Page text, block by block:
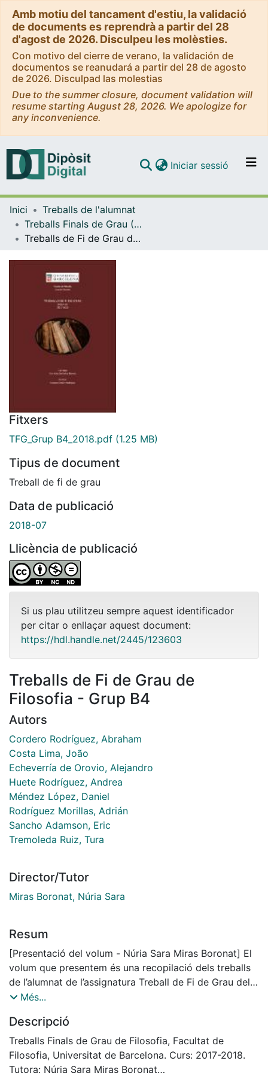
Amb motiu del tancament d'estiu, la validació
de documents es reprendrà a partir del 28
d'agost de 2026. Disculpeu les molèsties.
Con motivo del cierre de verano, la validación de
documentos se reanudará a partir del 28 de agosto
de 2026. Disculpad las molestias
Due to the summer closure, document validation will
resume starting August 28, 2026. We apologize for
any inconvenience.
Navega per tot el DD
Com publicar
Iniciar sessió (current)
Inici
Treballs de l'alumnat
Treballs Finals de Grau (TFG) - Filosofia
Treballs de Fi de Grau de Filosofia - Grup B4
Fitxers
TFG_Grup B4_2018.pdf (1.25 MB)
Tipus de document
Treball de fi de grau
Data de publicació
2018-07
Llicència de publicació
Si us plau utilitzeu sempre aquest identificador
per citar o enllaçar aquest document:
https://hdl.handle.net/2445/123603
Treballs de Fi de Grau de
Filosofia - Grup B4
Autors
Cordero Rodríguez, Abraham
Costa Lima, João
Echeverría de Orovio, Alejandro
Huete Rodríguez, Andrea
Méndez López, Daniel
Rodríguez Morillas, Adrián
Sancho Adamson, Eric
Tremoleda Ruiz, Tura
Director/Tutor
Miras Boronat, Núria Sara
Resum
[Presentació del volum - Núria Sara Miras Boronat] El
volum que presentem és una recopilació dels treballs
de l’alumnat de l’assignatura Treball de Fi de Grau del
Grau de Filosofia. Amb aquest volum s’obre també el
tant, la presentació d’aquests textos s’acompanya
d’una gran il·lusió per tots nosaltres.
L’elaboració d’aquests treballs ha comportat mesos de
feina per part de l’alumnat. L’assignatura té
Més...
Descripció
Treballs Finals de Grau de Filosofia, Facultat de
Filosofia, Universitat de Barcelona. Curs: 2017-2018.
Tutora: Núria Sara Miras Boronat